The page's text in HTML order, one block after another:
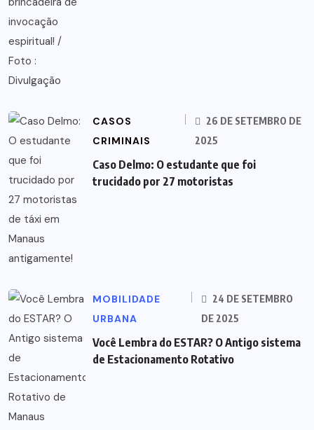
CASOS
CRIMINAIS
26 DE SETEMBRO DE
2025
Caso Delmo: O estudante que foi
trucidado por 27 motoristas
MOBILIDADE
URBANA
24 DE SETEMBRO
DE 2025
Você Lembra do ESTAR? O Antigo sistema
de Estacionamento Rotativo